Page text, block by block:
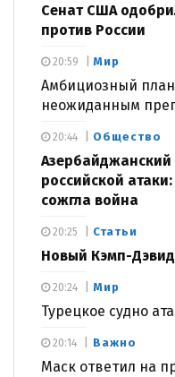
Сенат США
против России
Мир
Амбициозный план
неожиданным
20:59
Общество
Азербайджанский
российской
сожгла война
20:44
Статьи
Новый Кэмп-
20:25
Мир
Турецкое судно
20:24
Важно
Маск ответил на
20:14